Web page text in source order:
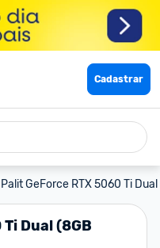
Cadastrar
Palit GeForce RTX 5060 Ti
Dual (8GB